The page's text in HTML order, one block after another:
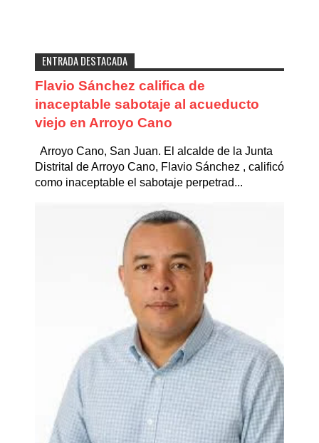
ENTRADA DESTACADA
Flavio Sánchez califica de
inaceptable sabotaje al acueducto
viejo en Arroyo Cano
Arroyo Cano, San Juan. El alcalde de la Junta
Distrital de Arroyo Cano, Flavio Sánchez , calificó
como inaceptable el sabotaje perpetrad...